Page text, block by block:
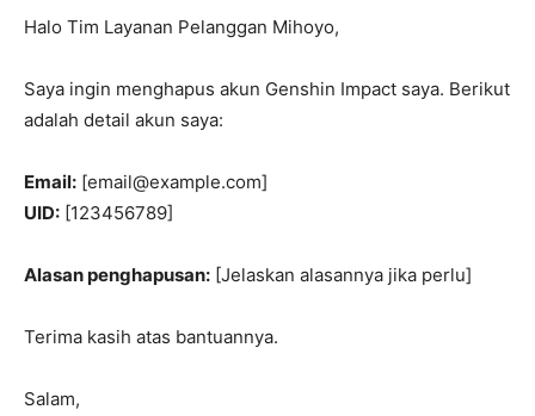
Halo Tim Layanan Pelanggan Mihoyo,
Saya ingin menghapus akun Genshin Impact saya. Berikut
adalah detail akun saya:
Email: [email@example.com]
UID: [123456789]
Alasan penghapusan: [Jelaskan alasannya jika perlu]
Terima kasih atas bantuannya.
Salam,